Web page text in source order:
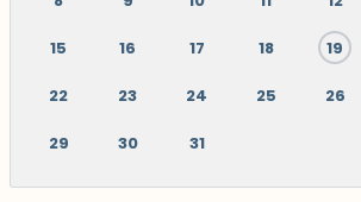
15 16 17 18 19
22 23 24 25 26
29 30 31